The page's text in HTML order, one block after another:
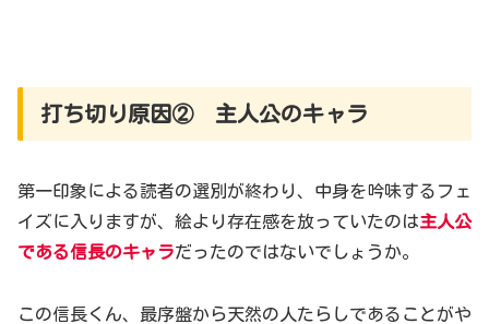
打ち切り原因② 主人公のキャラ
第一印象による読者の選別が終わり、中身を吟味するフェ
イズに入りますが、絵より存在感を放っていたのは主人公
である信長のキャラだったのではないでしょうか。
この信長くん、最序盤から天然の人たらしであることがや